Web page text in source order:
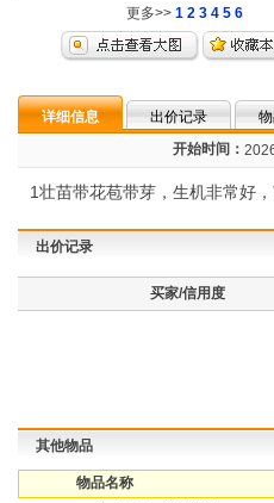
更多>> 1 2 3 4 5 6
详细信息 出价记录
开始时间：
1壮苗带花苞带芽，生机非常好
出价记录
买家/信用度
其他物品
物品名称